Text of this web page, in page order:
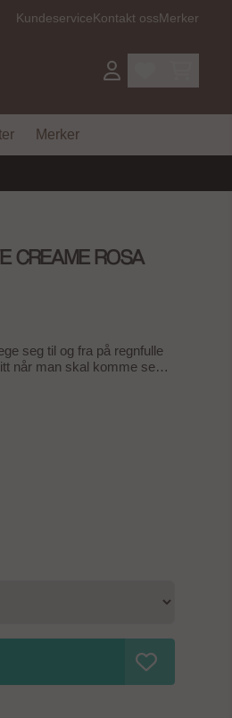
KundeserviceKontakt ossMerker
Merker
CREAME ROSA
seg til og fra på regnfulle
når man skal komme seg
kalde dager. Utside:
men et sunnhetstegn.
Den blanke overflaten
- eller produkter som